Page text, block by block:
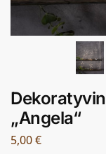
„Angela“
5,00€